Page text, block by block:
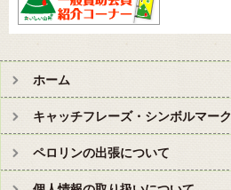
ホーム
キャッチフレーズ・シンボルマーク
ペロリンの出張について